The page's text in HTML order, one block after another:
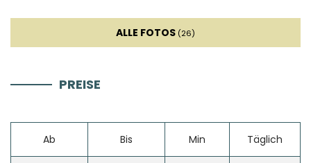
ALLE FOTOS (26)
PREISE
Ab Bis Min Täglich